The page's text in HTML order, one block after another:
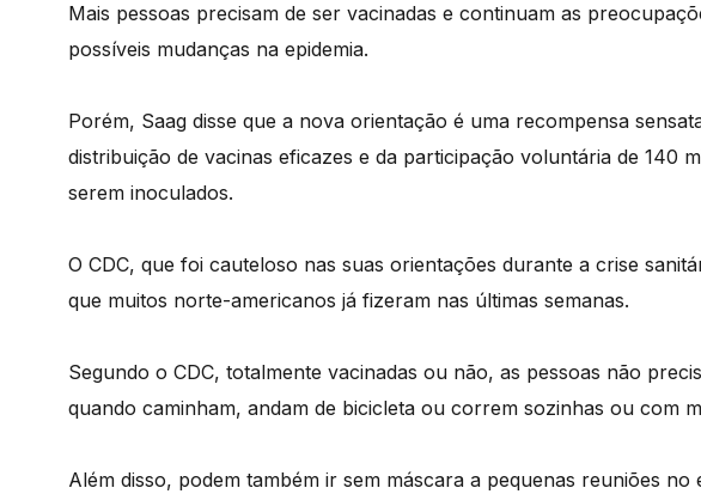
Mais pessoas precisam de ser vacinadas e continuam as
possíveis mudanças na epidemia.
Porém, Saag disse que a nova orientação é uma recompensa
distribuição de vacinas eficazes e da participação voluntária de 140
serem inoculados.
O CDC, que foi cauteloso nas suas orientações durante a crise
que muitos norte-americanos já fizeram nas últimas semanas.
Segundo o CDC, totalmente vacinadas ou não, as pessoas não
quando caminham, andam de bicicleta ou correm sozinhas ou com
Além disso, podem também ir sem máscara a pequenas reuniões